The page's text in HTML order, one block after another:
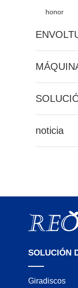
honor
noticia
SOLUCIÓN
Giradiscos